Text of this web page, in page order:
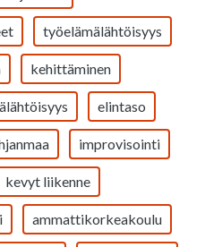
työelämälähtöisyys
kehittäminen
elintaso
improvisointi
kevyt liikenne
ammattikorkeakoulu